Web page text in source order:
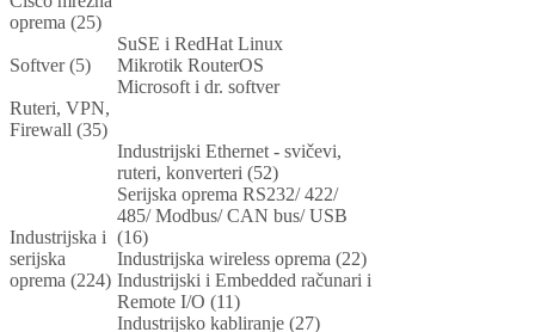
oprema (25)
Softver (5)
SuSE i RedHat Linux
Mikrotik RouterOS
Microsoft i dr. softver
Ruteri, VPN,
Firewall (35)
Industrijska i
serijska
oprema (224)
Industrijski Ethernet - svičevi,
ruteri, konverteri (52)
Serijska oprema RS232/ 422/
485/ Modbus/ CAN bus/ USB
(16)
Industrijska wireless oprema (22)
Industrijski i Embedded računari i
Remote I/O (11)
Industrijsko kabliranje (27)